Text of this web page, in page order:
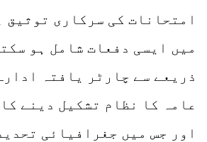
امتحانات کی سرکاری توثیق
میں ایسی دفعات شامل ہو
ذریعے سے چارٹر یافتہ
عامہ کا نظام تشکیل دینے
اور جس میں جغرافیائی